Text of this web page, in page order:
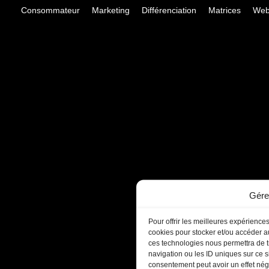
Pour offrir les meilleures
cookies pour stocker et/ou accéder
ces technologies nous permettra de
navigation ou les ID uniques sur ce
consentement peut avoir un effet
Consommateur Marketing Différenciation Matrices